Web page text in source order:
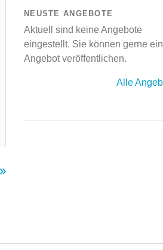
NEUSTE ANGEBOTE
Aktuell sind keine Angebote
eingestellt. Sie können gerne ein
Angebot veröffentlichen.
Alle